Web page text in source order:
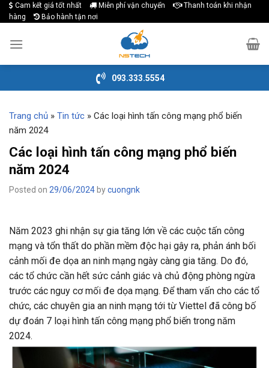
Skip
to
content
Cam kết giá tốt nhất Miễn phí vận chuyển
Thanh toán khi nhận
hàng
Bảo hành tận nơi
093.333.5554
Trang chủ » Tin tức » Các loại hình tấn công mạng phổ biến
năm 2024
Các loại hình tấn công mạng phổ biến
năm 2024
Posted on 29/06/2024 bycuongnk
Năm 2023 ghi nhận sự gia tăng lớn về các cuộc tấn công
mạng và tổn thất do phần mềm độc hại gây ra, phản ánh bối
cảnh mối đe dọa an ninh mạng ngày càng gia tăng. Do đó,
các tổ chức cần hết sức cảnh giác và chủ động phòng ngừa
trước các nguy cơ mối đe dọa mạng. Để tham vấn cho các tổ
chức, các chuyên gia an ninh mạng tới từ Viettel đã công bố
dự đoán 7 loại hình tấn công mạng phổ biến trong năm
2024.